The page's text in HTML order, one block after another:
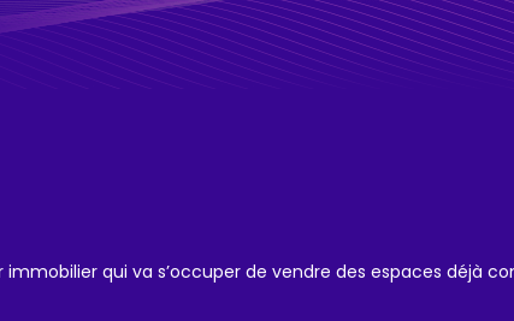
qui va s’occuper de vendre des espaces déjà